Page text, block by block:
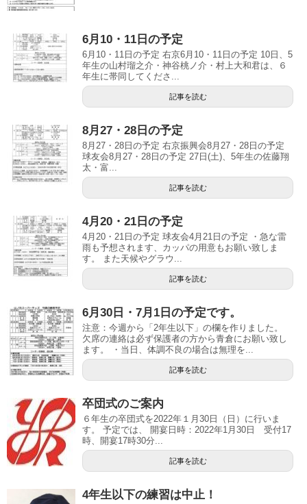
6月10・11日の予定
6月10・11日の予定 右京6月10・11日の予定 10日、5
年生の山村瑠之介・神谷桃ノ介・村上大和君は、６
年生に帯同してくださ...
記事を読む
8月27・28日の予定
8月27・28日の予定 右京振興会8月27・28日の予定
球友会8月27・28日の予定 27日(土)、5年生の佐藤翔
太・富...
記事を読む
4月20・21日の予定
4月20・21日の予定 球友会4月21日の予定 ・急な雷
雨も予想されます、カッパの用意もお願い致しま
す。 また天候やグラウ...
記事を読む
6月30日・7月1日の予定です。
注意：今週から「2年生以下」の欄を作りました。
欠席の連絡は必ず保護者の方から青倉にお願い致し
ます。 ・当日、体調不良の場合は無理を...
記事を読む
卒団式のご案内
６年生の卒団式を2022年１月30日（日）に行いま
す。 予定では、 開宴日時：2022年1月30日 受付17
時、開宴17時30分...
記事を読む
4年生以下の練習は中止！